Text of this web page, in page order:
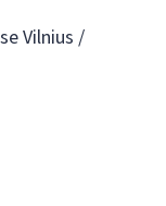
Vilnius /